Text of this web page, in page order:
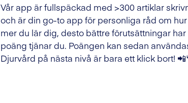
Vår app är fullspäckad med >300 artiklar
och är din go-to app för personliga råd om
mer du lär dig, desto bättre förutsättningar
poäng tjänar du. Poängen kan sedan
Djurvård på nästa nivå är bara ett klick bort!